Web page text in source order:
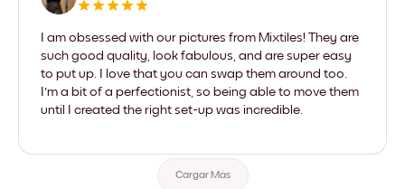
I am obsessed with our pictures from Mixtiles! They are
such good quality, look fabulous, and are super easy
to put up. I love that you can swap them around too.
I'm a bit of a perfectionist, so being able to move them
until I created the right set-up was incredible.
Cargar Más